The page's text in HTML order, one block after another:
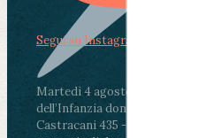
Martedì 4 agosto2026
ore
dell’Infanzia don Aldo Mei -
Castracani 435 - Inaugurazione
Segui su Instagram